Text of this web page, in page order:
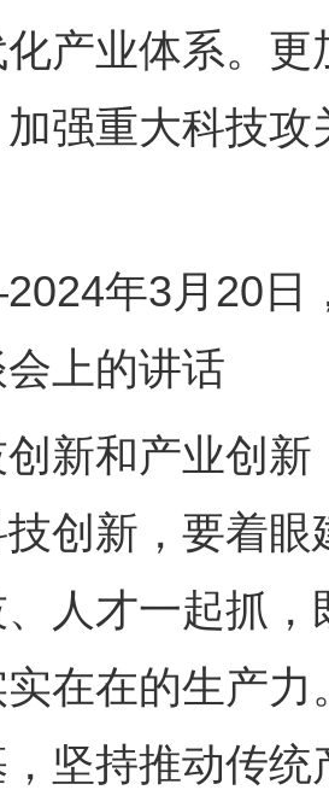
产业体系。
强重大科技
年3月20日，
上的讲话
和产业创新
创新，要着
人才一起抓
在在的生产
坚持推动传